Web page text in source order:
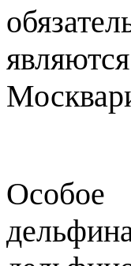
Особое